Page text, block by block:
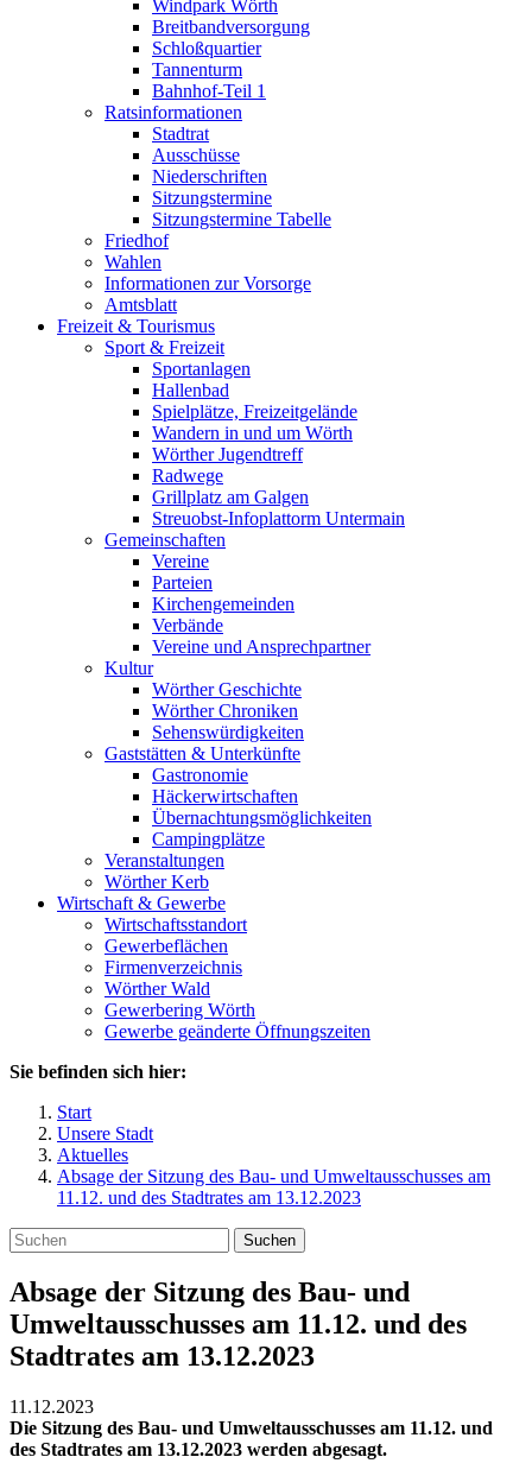
Windpark Wörth
Breitbandversorgung
Schloßquartier
Tannenturm
Bahnhof-Teil 1
Ratsinformationen
Stadtrat
Ausschüsse
Niederschriften
Sitzungstermine
Sitzungstermine Tabelle
Friedhof
Wahlen
Informationen zur Vorsorge
Amtsblatt
Freizeit & Tourismus
Sport & Freizeit
Sportanlagen
Hallenbad
Spielplätze, Freizeitgelände
Wandern in und um Wörth
Wörther Jugendtreff
Radwege
Grillplatz am Galgen
Streuobst-Infoplattorm Untermain
Gemeinschaften
Vereine
Parteien
Kirchengemeinden
Verbände
Vereine und Ansprechpartner
Kultur
Wörther Geschichte
Wörther Chroniken
Sehenswürdigkeiten
Gaststätten & Unterkünfte
Gastronomie
Häckerwirtschaften
Übernachtungsmöglichkeiten
Campingplätze
Veranstaltungen
Wörther Kerb
Wirtschaft & Gewerbe
Wirtschaftsstandort
Gewerbeflächen
Firmenverzeichnis
Wörther Wald
Gewerbering Wörth
Gewerbe geänderte Öffnungszeiten
Sie befinden sich hier:
Start
Unsere Stadt
Aktuelles
Absage der Sitzung des Bau- und Umweltausschusses am
11.12. und des Stadtrates am 13.12.2023
Suchen
Absage der Sitzung des Bau- und
Umweltausschusses am 11.12. und des
Stadtrates am 13.12.2023
11.12.2023
Die Sitzung des Bau- und Umweltausschusses am 11.12. und
des Stadtrates am 13.12.2023 werden abgesagt.